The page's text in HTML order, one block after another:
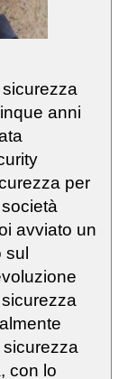
anni
per
avviato un
sul
con lo